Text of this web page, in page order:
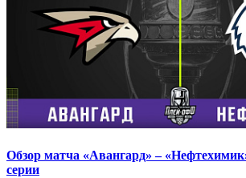
Обзор матча «Авангард» –
серии